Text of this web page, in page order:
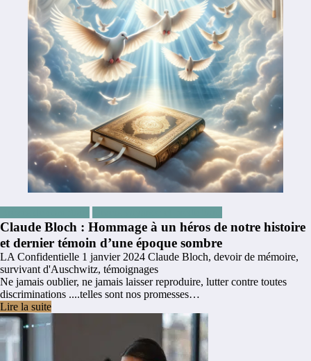
Claude Bloch : Hommage à un héros de notre histoire
et dernier témoin d’une époque sombre
LA Confidentielle 1 janvier 2024 Claude Bloch, devoir de mémoire,
survivant d'Auschwitz, témoignages
Ne jamais oublier, ne jamais laisser reproduire, lutter contre toutes
discriminations ....telles sont nos promesses…
Lire la suite